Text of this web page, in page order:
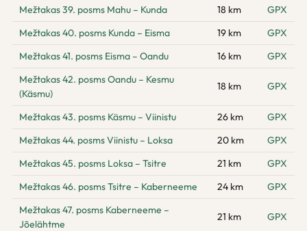
Mežtakas 39. posms Mahu – Kunda
18 km
GPX
Mežtakas 40. posms Kunda – Eisma
19 km
GPX
Mežtakas 41. posms Eisma – Oandu
16 km
GPX
Mežtakas 42. posms Oandu – Kesmu
(Käsmu)
18 km GPX
Mežtakas 43. posms Käsmu – Viinistu 26 km
GPX
Mežtakas 44. posms Viinistu – Loksa
20 km
GPX
Mežtakas 45. posms Loksa – Tsitre
21 km
GPX
Mežtakas 46. posms Tsitre – Kaberneeme
24 km
GPX
Mežtakas 47. posms Kaberneeme –
Jõelähtme
21 km GPX